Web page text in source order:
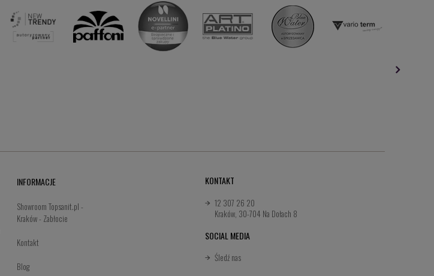
INFORMACJE
Showroom Topsanit.pl -
Kraków - Zabłocie
Kontakt
Blog
KONTAKT
12 307 26 20
Kraków, 30-704 Na Dołach 8
SOCIAL MEDIA
Śledź nas